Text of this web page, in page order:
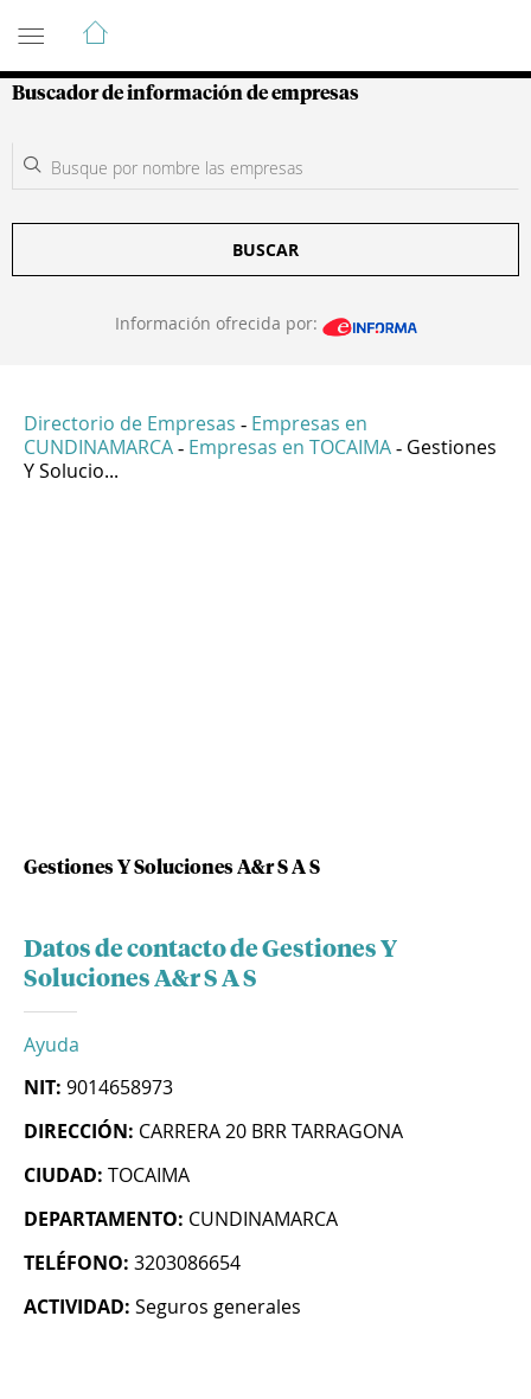
Guía de Empresas Colombianas
Buscador de información de empresas
BUSCAR
Información ofrecida por:
Directorio de Empresas - Empresas en
CUNDINAMARCA - Empresas en TOCAIMA - Gestiones
Y Solucio...
Gestiones Y Soluciones A&r S A S
Datos de contacto de Gestiones Y
Soluciones A&r S A S
Ayuda
NIT: 9014658973
DIRECCIÓN: CARRERA 20 BRR TARRAGONA
CIUDAD: TOCAIMA
DEPARTAMENTO: CUNDINAMARCA
TELÉFONO: 3203086654
ACTIVIDAD: Seguros generales